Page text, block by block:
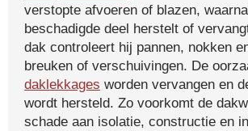
verstopte afvoeren of blazen,
beschadigde deel herstelt of
dak controleert hij pannen, nokken
breuken of verschuivingen. De
daklekkages worden vervangen en
wordt hersteld. Zo voorkomt de
schade aan isolatie, constructie en